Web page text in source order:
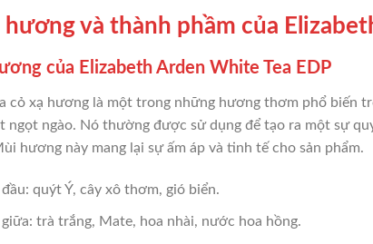
hương và thành phầm của
của Elizabeth Arden White Tea EDP
cỏ xạ hương là một trong những hương thơm phổ biến
ngọt ngào. Nó thường được sử dụng để tạo ra một sự
hương này mang lại sự ấm áp và tinh tế cho sản phẩm.
quýt Ý, cây xô thơm, gió biển.
trà trắng, Mate, hoa nhài, nước hoa hồng.